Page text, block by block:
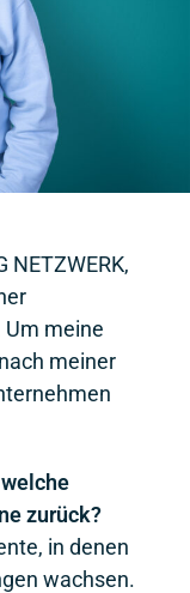
meine
meiner
zurück?
in denen
wachsen.